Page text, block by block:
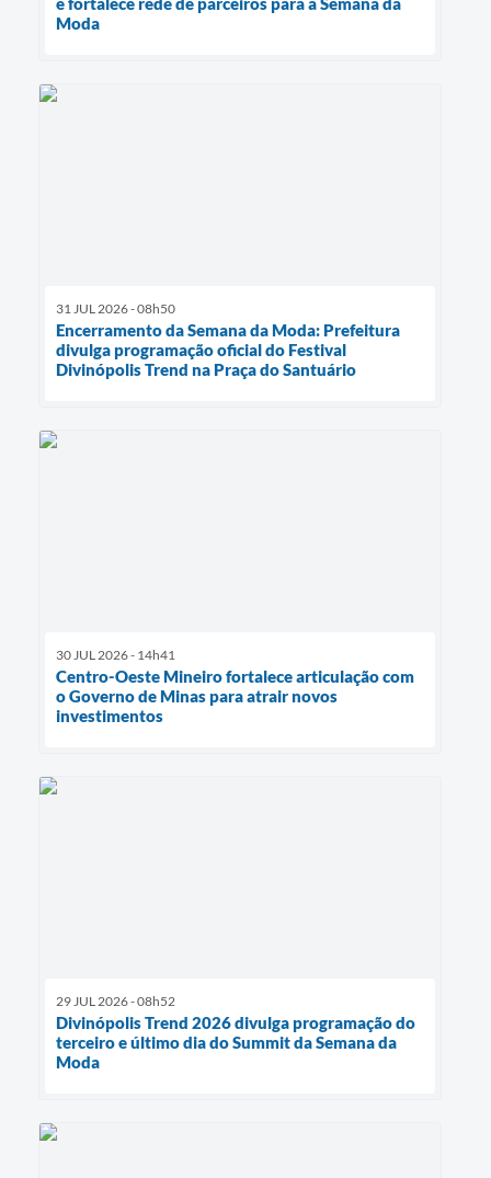
Moda
31 JUL 2026 - 08h50
Encerramento da Semana da Moda: Prefeitura
divulga programação oficial do Festival
Divinópolis Trend na Praça do Santuário
30 JUL 2026 - 14h41
Centro-Oeste Mineiro fortalece articulação com
o Governo de Minas para atrair novos
investimentos
29 JUL 2026 - 08h52
Divinópolis Trend 2026 divulga programação do
terceiro e último dia do Summit da Semana da
Moda